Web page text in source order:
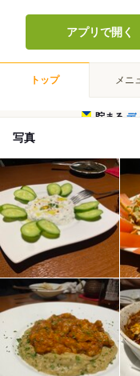
アプリで開く
トップ メニ
貯まるデ
写真